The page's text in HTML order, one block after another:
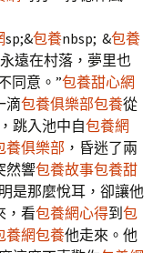
sp;&包養nbsp; &包養
遠在村落，夢里也
同意。”包養甜心網
滴包養俱樂部包養從
跳入池中自包養網
養俱樂部 ，昏迷了兩
然響包養故事包養甜
明是那麼悅耳，卻讓他
，看包養網心得到 包
養網包養他走來。他